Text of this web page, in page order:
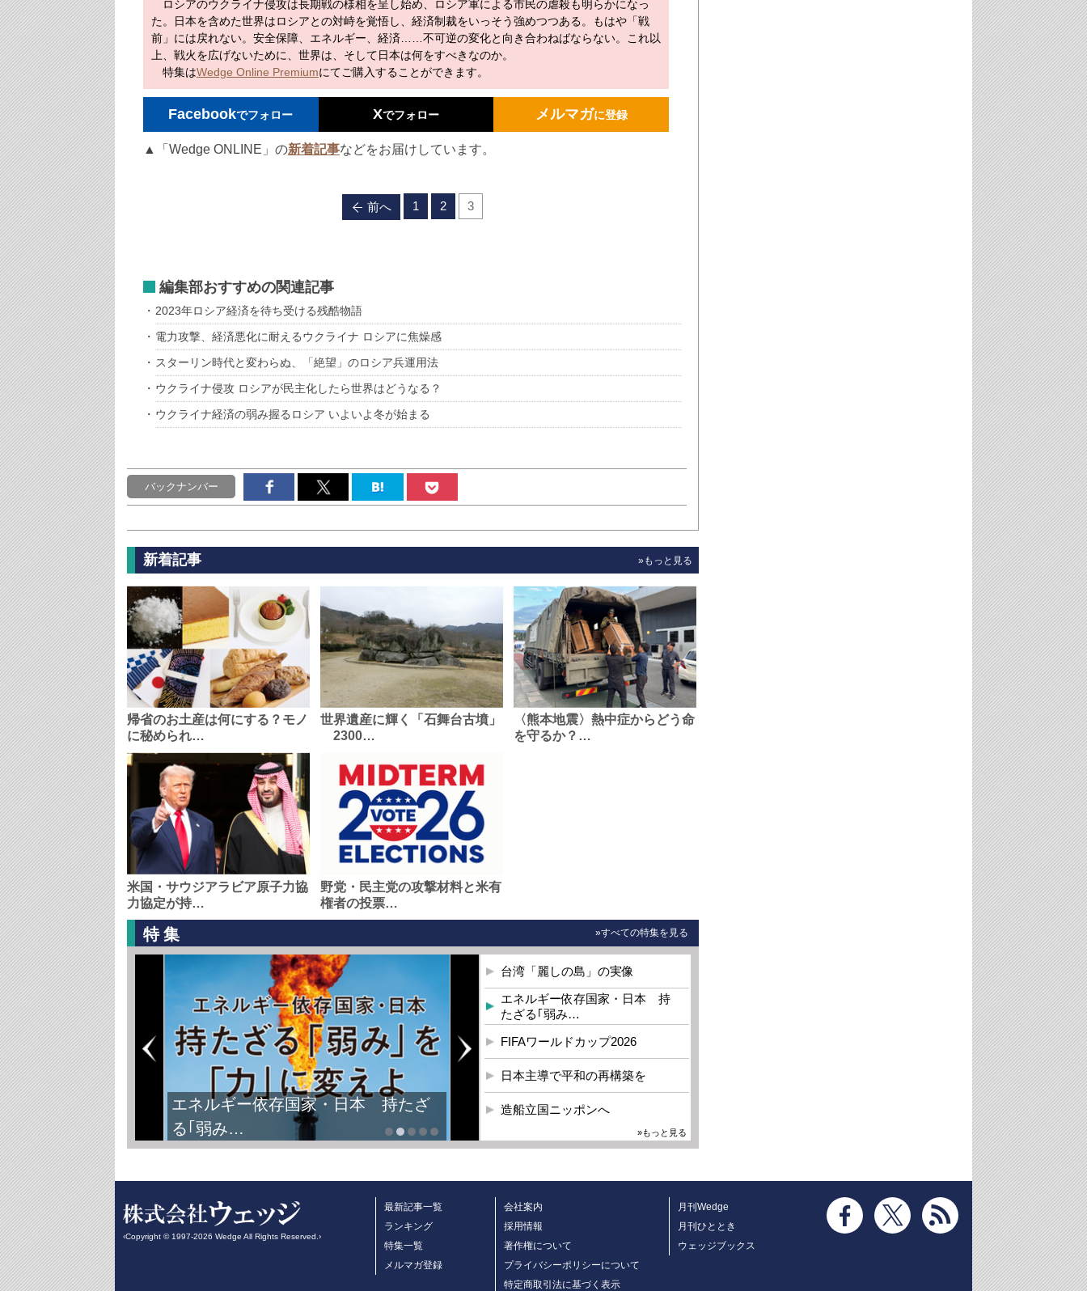
ロシアのウクライナ侵攻は長期戦の様相を呈し始め、ロシア軍による市民の虐殺も明らかになっ
た。日本を含めた世界はロシアとの対峙を覚悟し、経済制裁をいっそう強めつつある。もはや「戦
前」には戻れない。安全保障、エネルギー、経済……不可逆の変化と向き合わねばならない。これ以
上、戦火を広げないために、世界は、そして日本は何をすべきなのか。
特集はWedge Online Premiumにてご購入することができます。
Facebookでフォロー Xでフォロー メルマガに登録
▲「Wedge ONLINE」の新着記事などをお届けしています。
前へ 1 2 3
編集部おすすめの関連記事
2023年ロシア経済を待ち受ける残酷物語
電力攻撃、経済悪化に耐えるウクライナ ロシアに焦燥感
スターリン時代と変わらぬ、「絶望」のロシア兵運用法
ウクライナ侵攻 ロシアが民主化したら世界はどうなる？
ウクライナ経済の弱み握るロシア いよいよ冬が始まる
バックナンバー
新着記事 »もっと見る
帰省のお土産は何にする？モノ
に秘められ…
世界遺産に輝く「石舞台古墳」
2300…
〈熊本地震〉熱中症からどう命
を守るか？…
米国・サウジアラビア原子力協
力協定が持…
野党・民主党の攻撃材料と米有
権者の投票…
特集 »すべての特集を見る
エネルギー依存国家・日本 持たざ
る｢弱み…
台湾「麗しの島」の実像
エネルギー依存国家・日本 持
たざる｢弱み…
FIFAワールドカップ2026
日本主導で平和の再構築を
造船立国ニッポンへ
»もっと見る
‹Copyright © 1997-2026 Wedge All Rights Reserved.›
最新記事一覧
ランキング
特集一覧
メルマガ登録
会社案内
採用情報
著作権について
プライバシーポリシーについて
特定商取引法に基づく表示
月刊Wedge
月刊ひととき
ウェッジブックス